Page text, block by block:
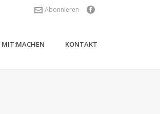
Abonnieren
MIT:MACHEN KONTAKT